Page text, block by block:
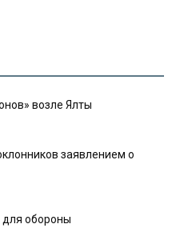
возле Ялты
заявлением о
для обороны